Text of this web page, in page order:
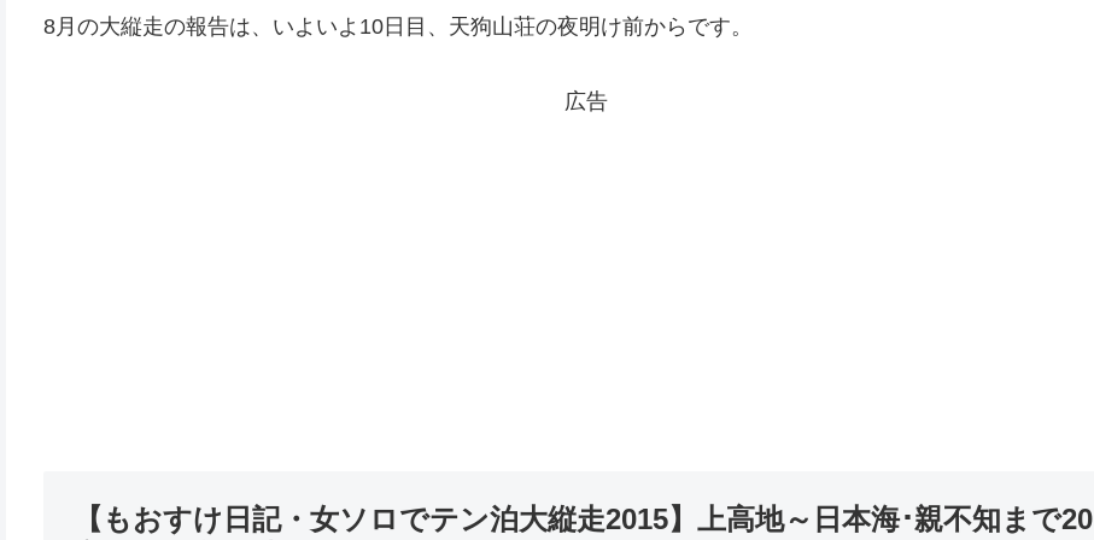
8月の大縦走の報告は、いよいよ10日目、天狗山荘の夜明け前からです。
広告
【もおすけ日記・女ソロでテン泊大縦走2015】上高地～日本海･親不知まで20